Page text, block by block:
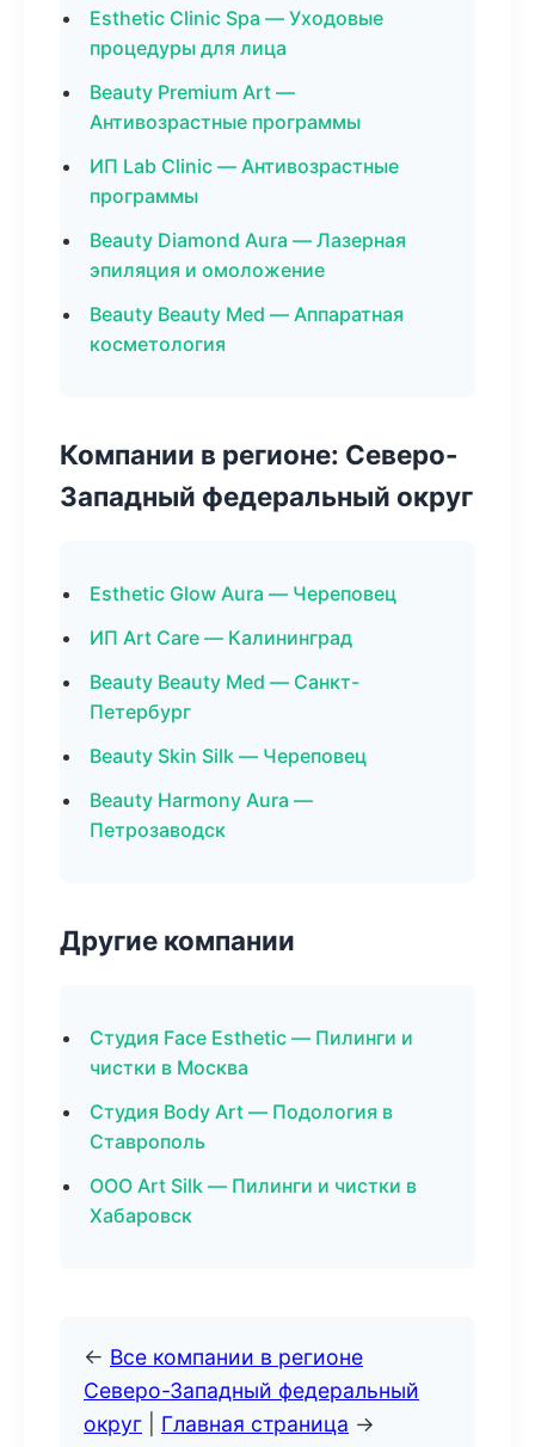
Esthetic Clinic Spa — Уходовые
процедуры для лица
Beauty Premium Art —
Антивозрастные программы
ИП Lab Clinic — Антивозрастные
программы
Beauty Diamond Aura — Лазерная
эпиляция и омоложение
Beauty Beauty Med — Аппаратная
косметология
Компании в регионе: Северо-
Западный федеральный округ
Esthetic Glow Aura — Череповец
ИП Art Care — Калининград
Beauty Beauty Med — Санкт-
Петербург
Beauty Skin Silk — Череповец
Beauty Harmony Aura —
Петрозаводск
Другие компании
Студия Face Esthetic — Пилинги и
чистки в Москва
Студия Body Art — Подология в
Ставрополь
ООО Art Silk — Пилинги и чистки в
Хабаровск
← Все компании в регионе
Северо-Западный федеральный
округ
Главная страница →